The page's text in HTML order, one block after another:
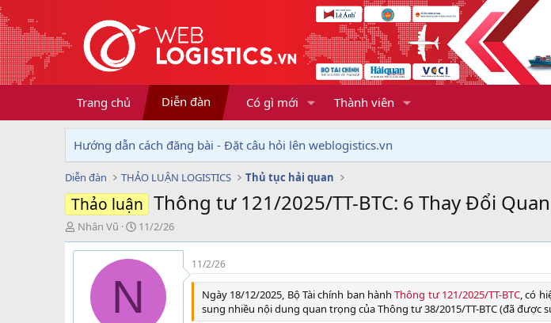
Trang chủ Diễn đàn Có gì mới Thành viên
Hướng dẫn cách đăng bài - Đặt câu hỏi lên weblogistics.vn
Diễn đàn THẢO LUẬN LOGISTICS Thủ tục hải quan
Thảo luận Thông tư 121/2025/TT-BTC: 6 Thay Đổi
T
h
r
Nhân Vũ
N
g
à
g
i
11/2/26
N
11/2/26
Ngày 18/12/2025, Bộ Tài chính ban hànhThông tư 121/2025/TT-BTC, có
sung nhiều nội dung quan trọng của Thông tư 38/2015/TT-BTC (đã được